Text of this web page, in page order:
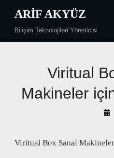
content
ARIF AKYÜZ
Bilişim Teknolojileri Yöneticisi
Viritual
Makineler
By
Viritual Box Sanal